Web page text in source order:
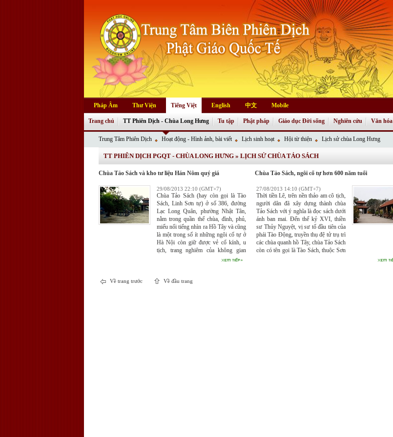
Pháp Âm Thư Viện Tiếng Việt English 中文 Mobile
Trang chủ TT Phiên Dịch - Chùa Long Hưng
Trung Tâm Phiên Dịch Hoạt động - Hình ảnh, bài viết Lịch sinh hoạt Hội từ thiện Lịch sử chùa Long Hưng
Tu tập Phật pháp Giáo dục Đời sống Nghiên cứu Văn hóa
TT PHIÊN DỊCH PGQT - CHÙA LONG HƯNG » LỊCH SỬ CHÙA TẢO SÁCH
Chùa Tảo Sách và kho tư liệu Hán Nôm quý giá
29/08/2013 22:10 (GMT+7)
Chùa Tảo Sách (hay còn gọi là Tào
Sách, Linh Sơn tự) ở số 386, đường
Lạc Long Quân, phường Nhật Tân,
nằm trong quần thể chùa, đình, phủ,
miếu nổi tiếng nhìn ra Hồ Tây và cũng
là một trong số ít những ngôi cổ tự ở
Hà Nội còn giữ được vẻ cổ kính, u
tịch, trang nghiêm của không gian
Phật đài, nhưng lại rất đẹp, cảnh sắc
Chùa Tảo Sách, ngôi cổ tự hơn 600 năm tuổi
27/08/2013 14:10 (GMT+7)
Thời tiền Lê, trên nền thảo am cô tịch,
người dân đã xây dựng thành chùa
Tảo Sách với ý nghĩa là đọc sách dưới
ánh ban mai. Đến thế kỷ XVI, thiền
sư Thủy Nguyệt, vị sư tổ đầu tiên của
phái Tào Động, truyền thụ đệ tử trụ trì
các chùa quanh hồ Tây, chùa Tảo Sách
còn có tên gọi là Tào Sách, thuộc Sơn
Về trang trước Về đầu trang